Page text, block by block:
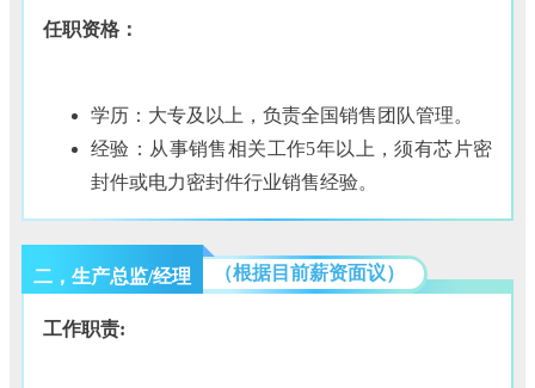
任职资格：
学历：大专及以上，负责全国销售团队管理。
经验：从事销售相关工作5年以上，须有芯片密
封件或电力密封件行业销售经验。
二，生产总监/经理 （根据目前薪资面议）
工作职责: